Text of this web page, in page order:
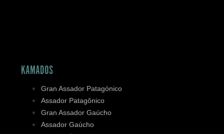
KAMADOS
Gran Assador Patagónico
Assador Patagônico
Gran Assador Gaúcho
Assador Gaúcho